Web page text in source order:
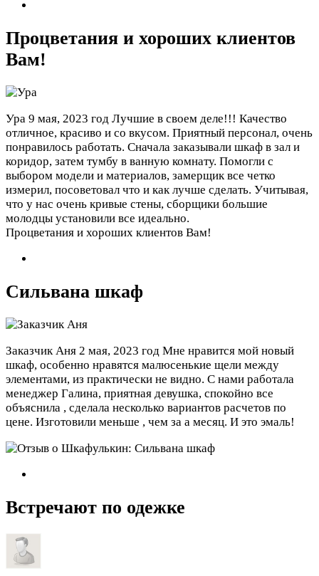
Процветания и хороших клиентов
Вам!
Ура 9 мая, 2023 год Лучшие в своем деле!!! Качество
отличное, красиво и со вкусом. Приятный персонал, очень
понравилось работать. Сначала заказывали шкаф в зал и
коридор, затем тумбу в ванную комнату. Помогли с
выбором модели и материалов, замерщик все четко
измерил, посоветовал что и как лучше сделать. Учитывая,
что у нас очень кривые стены, сборщики большие
молодцы установили все идеально.
Процветания и хороших клиентов Вам!
Сильвана шкаф
Заказчик Аня 2 мая, 2023 год Мне нравится мой новый
шкаф, особенно нравятся малюсенькие щели между
элементами, из практически не видно. С нами работала
менеджер Галина, приятная девушка, спокойно все
объяснила , сделала несколько вариантов расчетов по
цене. Изготовили меньше , чем за а месяц. И это эмаль!
Встречают по одежке